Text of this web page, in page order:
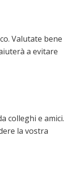
Valutate bene
a evitare
colleghi e amici.
la vostra